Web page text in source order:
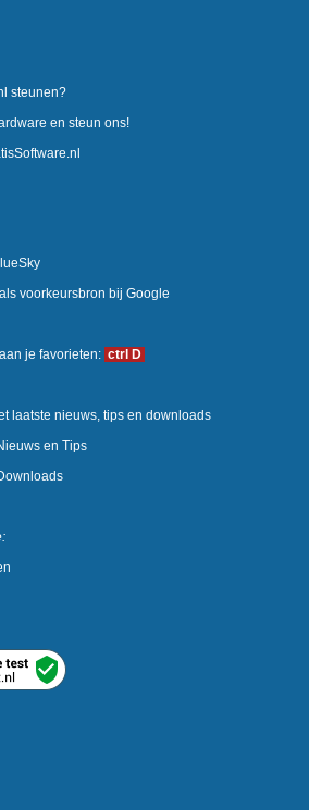
steunen?
en steun ons!
voorkeursbron bij Google
je favorieten: ctrl D
laatste nieuws, tips en downloads
en Tips